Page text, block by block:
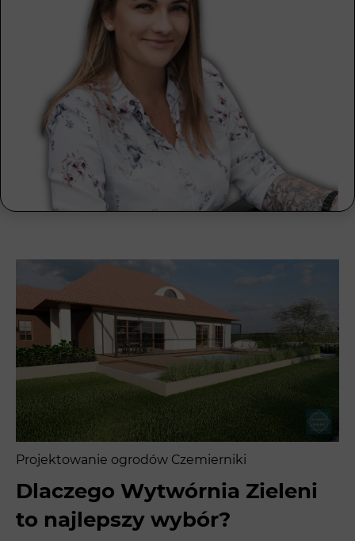
Projektowanie ogrodów Czemierniki
Dlaczego Wytwórnia Zieleni
to najlepszy wybór?